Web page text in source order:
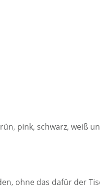
pink, schwarz, weiß
ohne das dafür der